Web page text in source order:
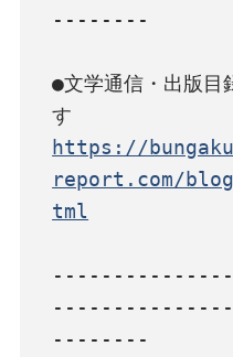
--------
●文学通信・出版
https://
report.com/
tml
--------